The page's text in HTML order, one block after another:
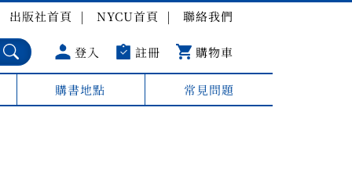
出版社首頁 NYCU首頁 聯絡我們
登入 註冊 購物車
購書地點 常見問題